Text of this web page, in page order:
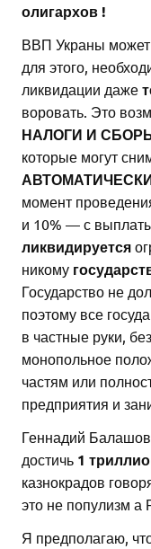
олигархов !
ВВП Украны
для этого,
ликвидации даже
воровать. Это
НАЛОГИ И
которые могут
момент
и 10% — с
ликвидируется
никому
Государство не
поэтому все
в частные руки,
монопольное
частям или
предприятия и
Геннадий
достичь 1
казнокрадов
это не популизм
Я предполагаю,